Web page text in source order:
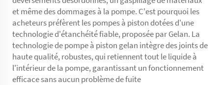
et même des dommages à la pompe. C'est pourquoi les
acheteurs préfèrent les pompes à piston dotées d'une
technologie d'étanchéité fiable, proposée par Gelan. La
technologie depompe à piston gelan intègre des joints de
haute qualité, robustes, qui retiennent tout le liquide à
l'intérieur de la pompe, garantissant un fonctionnement
efficace sans aucun problème de fuite